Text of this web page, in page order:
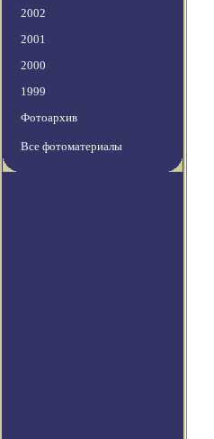
2002
2001
2000
1999
Фотоархив
Все фотоматериалы